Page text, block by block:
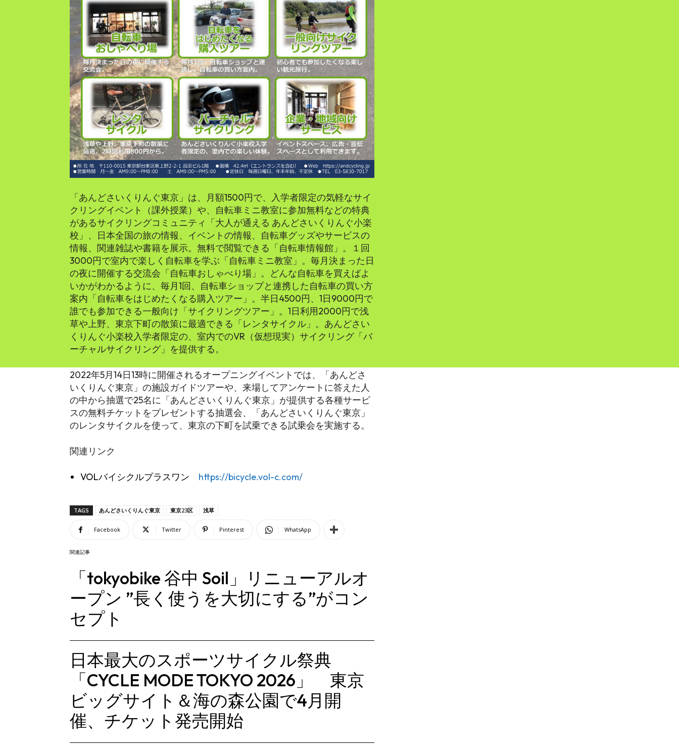
「あんどさいくりんぐ東京」は、月額1500円で、入学者限定の気軽なサイ
クリングイベント（課外授業）や、自転車ミニ教室に参加無料などの特典
があるサイクリングコミュニティ「大人が通える あんどさいくりんぐ小楽
校」、日本全国の旅の情報、イベントの情報、自転車グッズやサービスの
情報、関連雑誌や書籍を展示。無料で閲覧できる「自転車情報館」。１回
3000円で室内で楽しく自転車を学ぶ「自転車ミニ教室」。毎月決まった日
の夜に開催する交流会「自転車おしゃべり場」。どんな自転車を買えばよ
いかがわかるように、毎月1回、自転車ショップと連携した自転車の買い方
案内「自転車をはじめたくなる購入ツアー」。半日4500円、1日9000円で
誰でも参加できる一般向け「サイクリングツアー」。1日利用2000円で浅
草や上野、東京下町の散策に最適できる「レンタサイクル」。あんどさい
くりんぐ小楽校入学者限定の、室内でのVR（仮想現実）サイクリング「バ
ーチャルサイクリング」を提供する。
2022年5月14日13時に開催されるオープニングイベントでは、「あんどさ
いくりんぐ東京」の施設ガイドツアーや、来場してアンケートに答えた人
の中から抽選で25名に「あんどさいくりんぐ東京」が提供する各種サービ
スの無料チケットをプレゼントする抽選会、「あんどさいくりんぐ東京」
のレンタサイクルを使って、東京の下町を試乗できる試乗会を実施する。
関連リンク
VOLバイシクルプラスワン https://bicycle.vol-c.com/
TAGS あんどさいくりんぐ東京 東京23区 浅草
Facebook Twitter Pinterest WhatsApp
関連記事
「tokyobike 谷中 Soil」リニューアルオ
ープン ”長く使うを大切にする”がコン
セプト
日本最大のスポーツサイクル祭典
「CYCLE MODE TOKYO 2026」 東京
ビッグサイト＆海の森公園で4月開
催、チケット発売開始